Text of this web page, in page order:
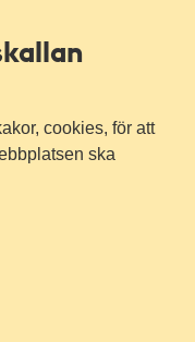
cookies, för att
ska